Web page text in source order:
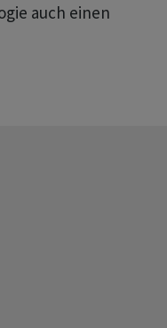
auch einen